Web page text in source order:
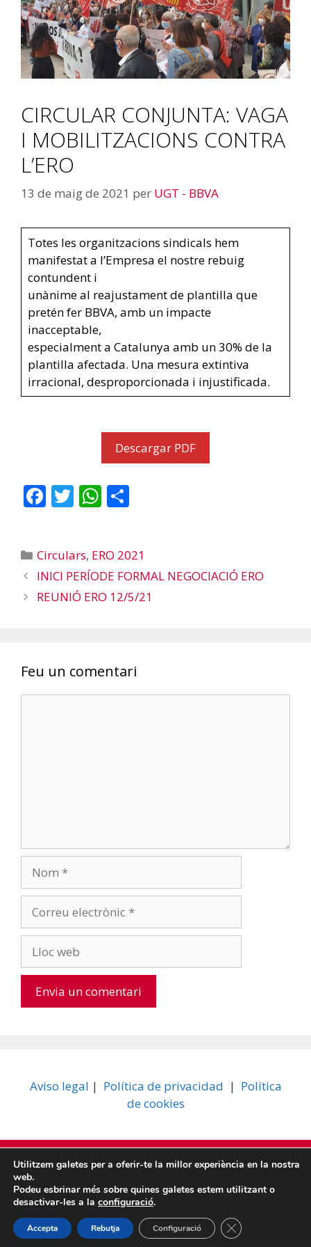
CIRCULAR CONJUNTA: VAGA
I MOBILITZACIONS CONTRA
L’ERO
13 de maig de 2021 per UGT - BBVA
Totes les organitzacions sindicals hem
manifestat a l’Empresa el nostre rebuig
contundent i
unànime al reajustament de plantilla que
pretén fer BBVA, amb un impacte
inacceptable,
especialment a Catalunya amb un 30% de la
plantilla afectada. Una mesura extintiva
irracional, desproporcionada i injustificada.
Descargar PDF
F
b
o
o
T
er
W
s
A
p
p
ar
te
Categories
Circulars, ERO 2021
INICI PERÍODE FORMAL NEGOCIACIÓ ERO
REUNIÓ ERO 12/5/21
Feu un comentari
electrònic
web
t
i
v
e
:
Aviso legal | Política de privacidad | Política
de cookies
© 2026 SECCIÓN SINDICAL UGT BBVA• Funciona gràcies a
Utilitzem galetes per a oferir-te la millor experiència en la nostra
web.
Podeu esbrinar més sobre quines galetes estem utilitzant o
desactivar-les a la configuració.
Accepta Rebutja Configuració Tanca el bàner de
ESP CAT